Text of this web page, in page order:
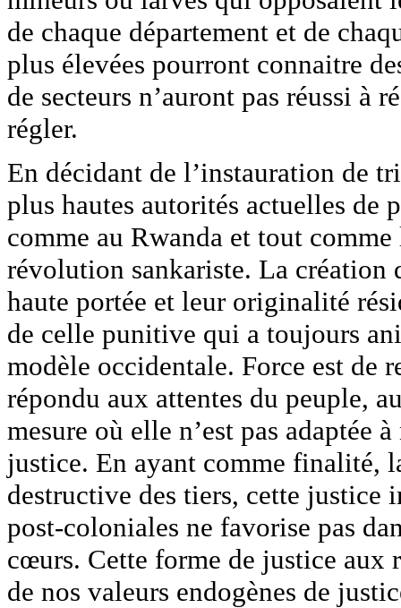
de chaque département et de
plus élevées pourront connaitre
de secteurs n’auront pas réussi à
régler.
En décidant de l’instauration de
plus hautes autorités actuelles
comme au Rwanda et tout
révolution sankariste. La création
haute portée et leur originalité
de celle punitive qui a toujours
modèle occidentale. Force est de
répondu aux attentes du peuple,
mesure où elle n’est pas adaptée
justice. En ayant comme finalité,
destructive des tiers, cette justice
post-coloniales ne favorise pas
cœurs. Cette forme de justice aux
de nos valeurs endogènes de